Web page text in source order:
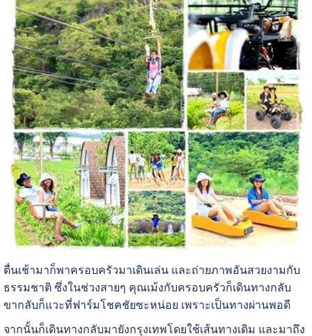
ตื่นเช้ามาก็พาครอบครัวมาเดินเล่น และถ่ายภาพอันสวยงามกับ
ธรรมชาติ ซึ่งในช่วงสายๆ คุณเม้งกับครอบครัวก็เดินทางกลับ
ขากลับก็แวะที่ฟาร์มโชคชัยซะหน่อย เพราะเป็นทางผ่านพอดี
จากนั้นก็เดินทางกลับมายังกรุงเทพโดยใช้เส้นทางเดิม และมาถึง